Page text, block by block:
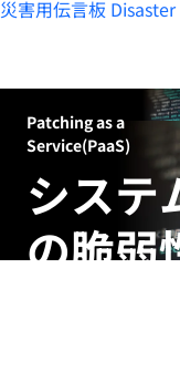
災害用伝言板
Patching as a
Service(PaaS)
システ
の脆弱